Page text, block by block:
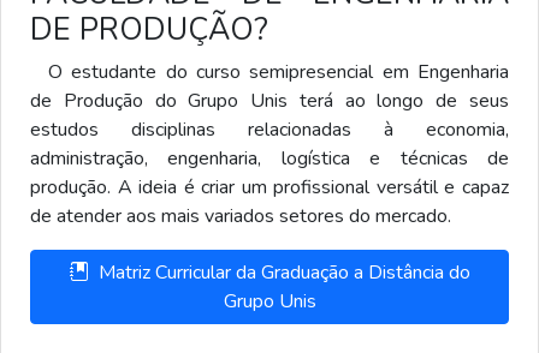
DE PRODUÇÃO?
O estudante do curso semipresencial em Engenharia
de Produção do Grupo Unis terá ao longo de seus
estudos disciplinas relacionadas à economia,
administração, engenharia, logística e técnicas de
produção. A ideia é criar um profissional versátil e capaz
de atender aos mais variados setores do mercado.
Matriz Curricular da Graduação a Distância do
Grupo Unis